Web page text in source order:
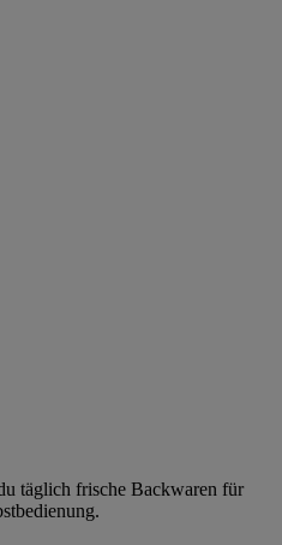
täglich frische Backwaren für